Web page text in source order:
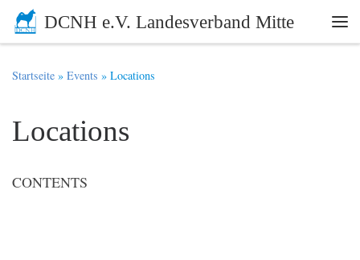
Zum Inhalt springen
DCNH e.V. Landesverband Mitte
Startseite » Events » Locations
Locations
CONTENTS